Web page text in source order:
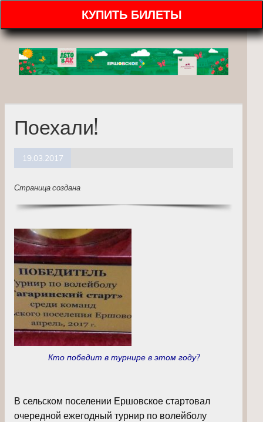
КУПИТЬ БИЛЕТЫ
Поехали!
19.03.2017
Страница создана
Кто победит в турнире в этом году?
В сельском поселении Ершовское стартовал
очередной ежегодный турнир по волейболу